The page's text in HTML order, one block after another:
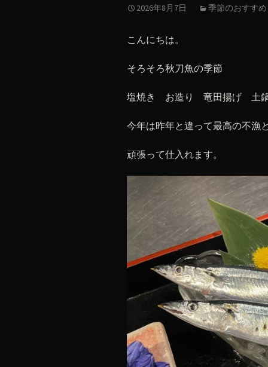
2026年8月7日 季節のおすすめ
こんにちは。
そろそろ秋刀魚の季節
塩焼き お造り 竜田揚げ 土
今年は昨年と違って最高の不漁
頑張って仕入れます。